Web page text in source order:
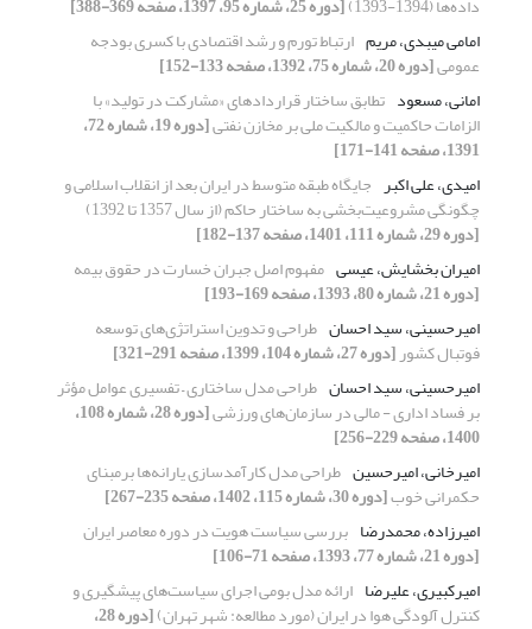
امامی میبدی، مریم ارتباط تورم و رشد اقتصادی با کسری بودجه
عمومی[دوره 20، شماره 75، 1392، صفحه 133-152]
امانی، مسعود تطابق ساختار قراردادهای «مشارکت در تولید» با
الزامات حاکمیت و مالکیت ملی بر مخازن نفتی [دوره 19، شماره 72،
1391، صفحه 141-171]
امیدی، علی اکبر جایگاه طبقه متوسط در ایران بعد از انقلاب اسلامی و
چگونگی مشروعیت‌بخشی به ساختار حاکم (از سال 1357 تا 1392)
[دوره 29، شماره 111، 1401، صفحه 137-182]
امیران بخشایش، عیسی مفهوم اصل جبران خسارت در حقوق بیمه
[دوره 21، شماره 80، 1393، صفحه 169-193]
امیرحسینی، سید احسان طراحی و تدوین استراتژی‌های توسعه
فوتبال کشور[دوره 27، شماره 104، 1399، صفحه 291-321]
امیرحسینی، سید احسان طراحی مدل ساختاری – تفسیری عوامل مؤثر
بر فساد اداری - مالی در سازمان‏‌های ورزشی [دوره 28، شماره 108،
1400، صفحه 229-256]
امیرخانی، امیرحسین طراحی مدل کارآمدسازی یارانه‌ها بر‌مبنای
حکمرانی خوب[دوره 30، شماره 115، 1402، صفحه 235-267]
امیرزاده، محمدرضا بررسی سیاست هویت در دوره معاصر ایران
[دوره 21، شماره 77، 1393، صفحه 71-106]
امیرکبیری، علیرضا ارائه مدل بومی اجرای سیاست‌های پیشگیری و
کنترل آلودگی هوا در ایران (مورد مطالعه: شهر تهران) [دوره 28،